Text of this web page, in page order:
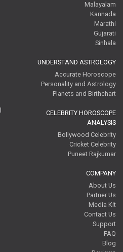
Malayalam
Kannada
Marathi
Gujarati
Sinhala
UNDERSTAND ASTROLOGY
Accurate Horoscope
Personality and Astrology
Planets and Birthchart
CELEBRITY HOROSCOPE
ANALYSIS
Bollywood Celebrity
Cricket Celebrity
Puneet Rajkumar
COMPANY
About Us
Partner Us
Media Kit
Contact Us
Support
FAQ
Blog